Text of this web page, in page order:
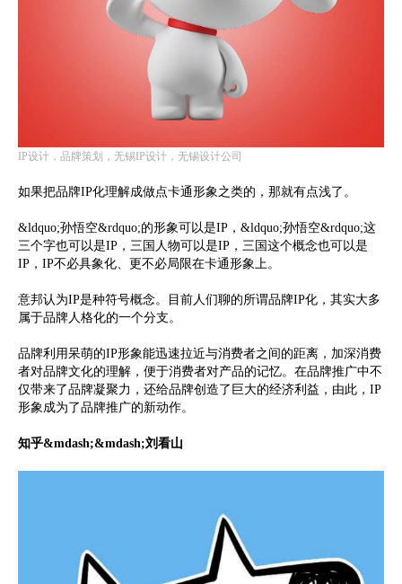
IP设计，品牌策划，无锡IP设计，无锡设计公司
如果把品牌IP化理解成做点卡通形象之类的，那就有点浅了。
&ldquo;孙悟空&rdquo;的形象可以是IP，&ldquo;孙悟空&rdquo;这
三个字也可以是IP，三国人物可以是IP，三国这个概念也可以是
IP，IP不必具象化、更不必局限在卡通形象上。
意邦认为IP是种符号概念。目前人们聊的所谓品牌IP化，其实大多
属于品牌人格化的一个分支。
品牌利用呆萌的IP形象能迅速拉近与消费者之间的距离，加深消费
者对品牌文化的理解，便于消费者对产品的记忆。在品牌推广中不
仅带来了品牌凝聚力，还给品牌创造了巨大的经济利益，由此，IP
形象成为了品牌推广的新动作。
知乎&mdash;&mdash;刘看山